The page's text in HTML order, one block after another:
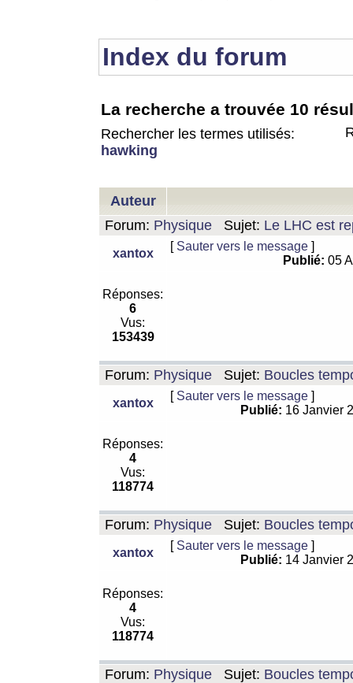
Index du forum
La recherche a trouvée 10
Rechercher les termes utilisés:
hawking
Auteur
Forum: Physique Sujet: Le LHC est
xantox
[ Sauter vers le message ]
Publié: 05
Réponses:
6
Vus:
153439
Forum: Physique Sujet: Boucles
xantox
[ Sauter vers le message ]
Publié: 16 Janvier
Réponses:
4
Vus:
118774
Forum: Physique Sujet: Boucles
xantox
[ Sauter vers le message ]
Publié: 14 Janvier
Réponses:
4
Vus:
118774
Forum: Physique Sujet: Boucles